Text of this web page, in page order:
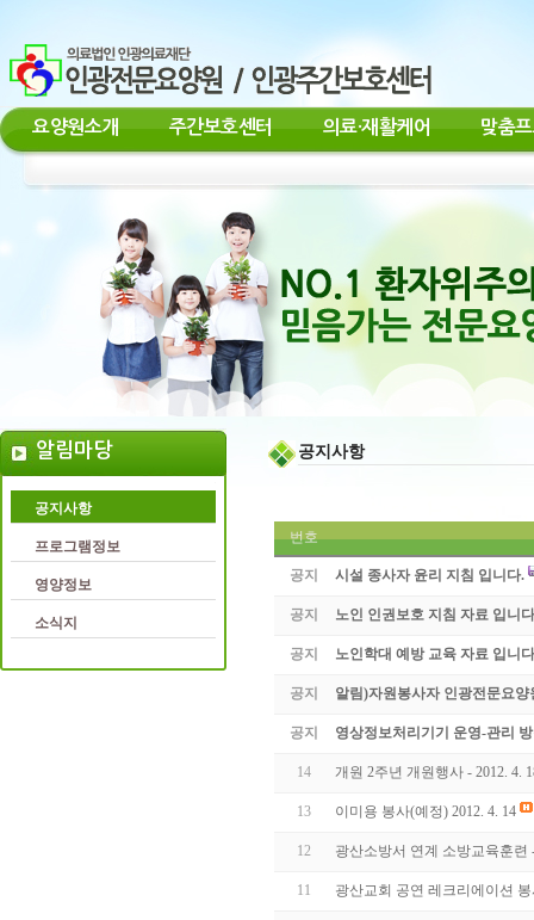
요양원소개 주간보호센터 의료·재활케어 맞춤
알림마당
공지사항
프로그램정보
영양정보
소식지
공지사항
번호
공지 시설 종사자 윤리 지침 입니다.
공지 노인 인권보호 지침 자료 입니
공지 노인학대 예방 교육 자료 입니
공지 알림)자원봉사자 인광전문요
공지 영상정보처리기기 운영-관리
14 개원 2주년 개원행사 - 2012. 4.
13 이미용 봉사(예정) 2012. 4. 14
12 광산소방서 연계 소방교육훈련
11 광산교회 공연 레크리에이션 봉